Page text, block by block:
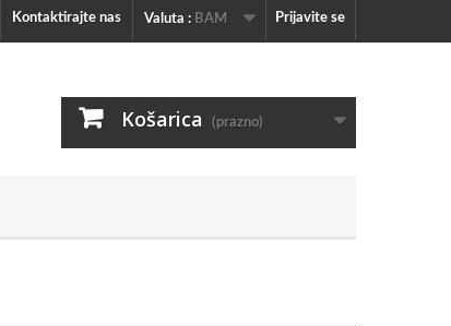
Prijavite se
Valuta : BAM
Kontaktirajte nas
Košarica (prazno)